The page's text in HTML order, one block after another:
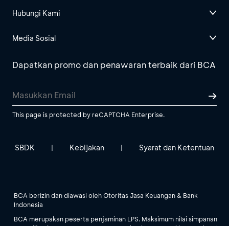
Hubungi Kami
Media Sosial
Dapatkan promo dan penawaran terbaik dari BCA
This page is protected by reCAPTCHA Enterprise.
SBDK | Kebijakan | Syarat dan Ketentuan
BCA berizin dan diawasi oleh Otoritas Jasa Keuangan & Bank
Indonesia
BCA merupakan peserta penjaminan LPS. Maksimum nilai simpanan